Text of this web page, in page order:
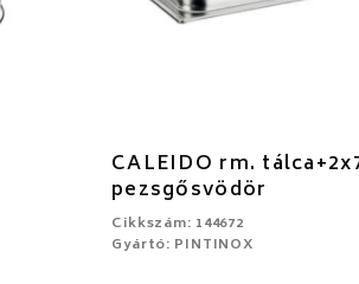
CALEIDO rm.
pezsgősvödör
Cikkszám: 144672
Gyártó: PINTINOX